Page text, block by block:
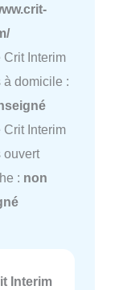
Crit Interim
à domicile :
Crit Interim
ouvert
: non
Interim